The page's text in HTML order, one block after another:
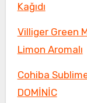
Kağıdı
Villiger Green
Limon Aromalı
Cohiba
DOMİNİC